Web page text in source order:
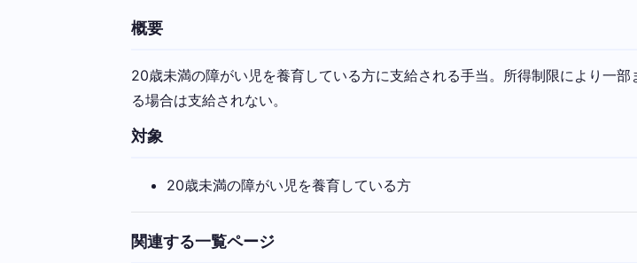
概要
20歳未満の障がい児を養育している方に支給される手当。所得制限により一
る場合は支給されない。
対象
20歳未満の障がい児を養育している方
関連する一覧ページ